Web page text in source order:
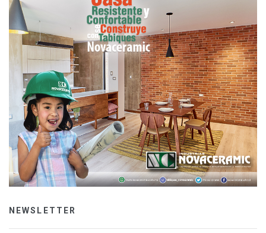
NEWSLETTER